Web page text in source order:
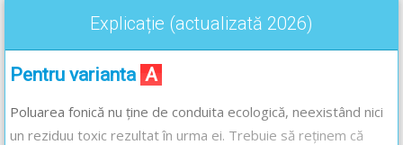
Explicație (actualizată 2026)
Pentru varianta A
Poluarea fonică nu ține de conduita ecologică, neexistând nici
un reziduu toxic rezultat în urma ei. Trebuie să reținem că